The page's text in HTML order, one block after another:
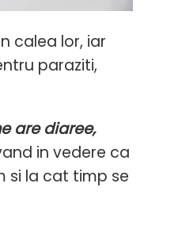
calea lor, iar
paraziti,
are diaree,
in vedere ca
si la cat timp se